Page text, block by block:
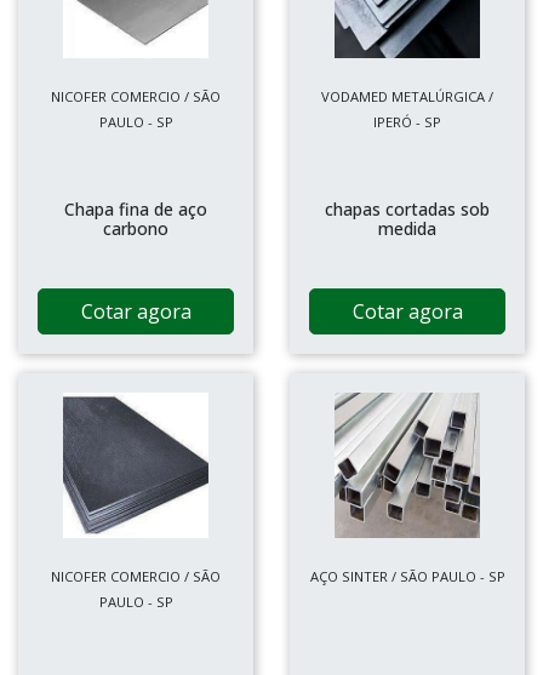
NICOFER COMERCIO / SÃO
PAULO - SP
Chapa fina de aço
carbono
Cotar agora
VODAMED METALÚRGICA /
IPERÓ - SP
chapas cortadas sob
medida
Cotar agora
NICOFER COMERCIO / SÃO
PAULO - SP
AÇO SINTER / SÃO PAULO - SP